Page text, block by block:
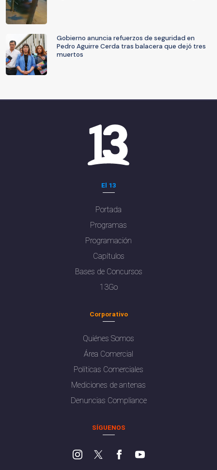
Gobierno anuncia refuerzos de seguridad en
Pedro Aguirre Cerda tras balacera que dejó tres
muertos
El 13
Portada
Programas
Programación
Capítulos
Bases de Concursos
13Go
Corporativo
Quiénes Somos
Área Comercial
Políticas Comerciales
Mediciones de antenas
Denuncias Compliance
SÍGUENOS